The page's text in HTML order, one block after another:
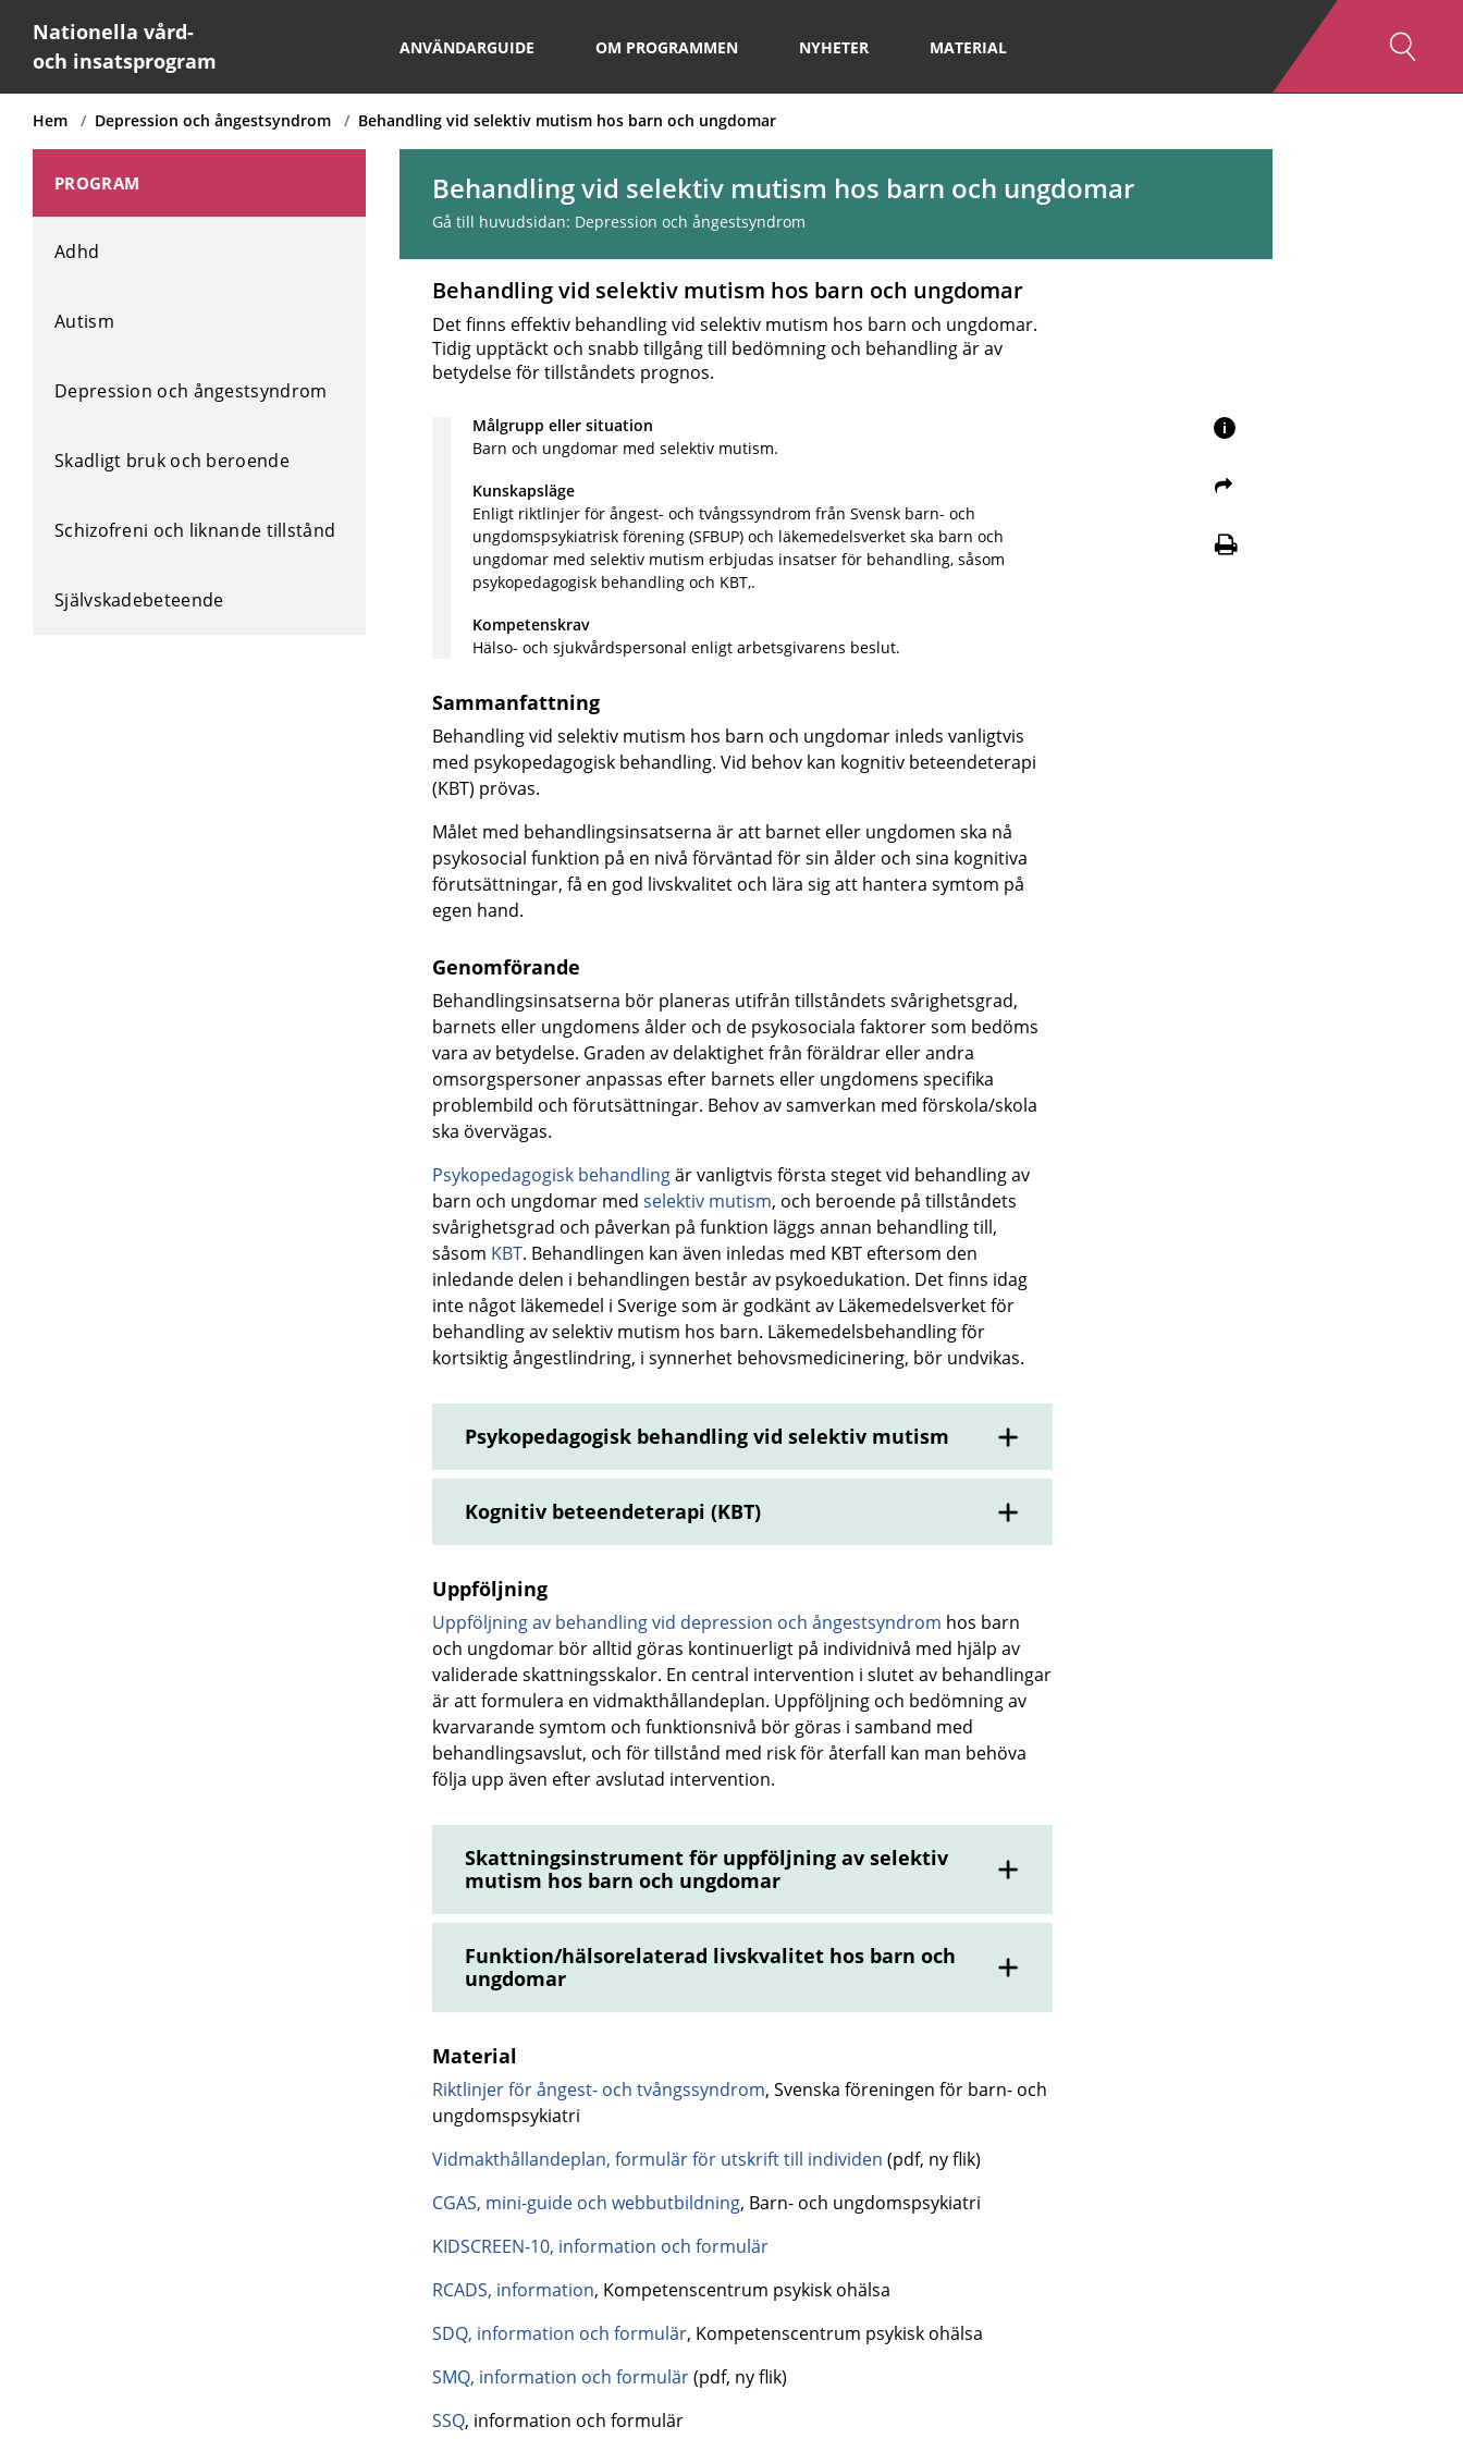
Nationella vård-
och insatsprogram
ANVÄNDARGUIDE OM PROGRAMMEN NYHETER MATERIAL
Hem Depression och ångestsyndrom Behandling vid selektiv mutism hos barn och ungdomar
PROGRAM
Adhd
Autism
Depression och ångestsyndrom
Skadligt bruk och beroende
Schizofreni och liknande tillstånd
Självskadebeteende
Behandling vid selektiv mutism hos barn och ungdomar
Gå till huvudsidan: Depression och ångestsyndrom
Behandling vid selektiv mutism hos barn och ungdomar
Det finns effektiv behandling vid selektiv mutism hos barn och ungdomar.
Tidig upptäckt och snabb tillgång till bedömning och behandling är av
betydelse för tillståndets prognos.
Målgrupp eller situation
Barn och ungdomar med selektiv mutism.
Kunskapsläge
Enligt riktlinjer för ångest- och tvångssyndrom från Svensk barn- och
ungdomspsykiatrisk förening (SFBUP) och läkemedelsverket ska barn och
ungdomar med selektiv mutism erbjudas insatser för behandling, såsom
psykopedagogisk behandling och KBT,.
Kompetenskrav
Hälso- och sjukvårdspersonal enligt arbetsgivarens beslut.
Sammanfattning
Behandling vid selektiv mutism hos barn och ungdomar inleds vanligtvis
med psykopedagogisk behandling. Vid behov kan kognitiv beteendeterapi
(KBT) prövas.
Målet med behandlingsinsatserna är att barnet eller ungdomen ska nå
psykosocial funktion på en nivå förväntad för sin ålder och sina kognitiva
förutsättningar, få en god livskvalitet och lära sig att hantera symtom på
egen hand.
Genomförande
Behandlingsinsatserna bör planeras utifrån tillståndets svårighetsgrad,
barnets eller ungdomens ålder och de psykosociala faktorer som bedöms
vara av betydelse. Graden av delaktighet från föräldrar eller andra
omsorgspersoner anpassas efter barnets eller ungdomens specifika
problembild och förutsättningar. Behov av samverkan med förskola/skola
ska övervägas.
Psykopedagogisk behandlingär vanligtvis första steget vid behandling av
barn och ungdomar med selektiv mutism, och beroende på tillståndets
svårighetsgrad och påverkan på funktion läggs annan behandling till,
såsom KBT. Behandlingen kan även inledas med KBT eftersom den
inledande delen i behandlingen består av psykoedukation. Det finns idag
inte något läkemedel i Sverige som är godkänt av Läkemedelsverket för
behandling av selektiv mutism hos barn. Läkemedelsbehandling för
kortsiktig ångestlindring, i synnerhet behovsmedicinering, bör undvikas.
Psykopedagogisk behandling vid selektiv mutism
Kognitiv beteendeterapi (KBT)
Uppföljning
Uppföljning av behandling vid depression och ångestsyndrom hos barn
och ungdomar bör alltid göras kontinuerligt på individnivå med hjälp av
validerade skattningsskalor. En central intervention i slutet av behandlingar
är att formulera en vidmakthållandeplan. Uppföljning och bedömning av
kvarvarande symtom och funktionsnivå bör göras i samband med
behandlingsavslut, och för tillstånd med risk för återfall kan man behöva
följa upp även efter avslutad intervention.
Skattningsinstrument för uppföljning av selektiv
mutism hos barn och ungdomar
Funktion/hälsorelaterad livskvalitet hos barn och
ungdomar
Material
Riktlinjer för ångest- och tvångssyndrom, Svenska föreningen för barn- och
ungdomspsykiatri
Vidmakthållandeplan, formulär för utskrift till individen (pdf, ny flik)
CGAS, mini-guide och webbutbildning, Barn- och ungdomspsykiatri
KIDSCREEN-10, information och formulär
RCADS, information, Kompetenscentrum psykisk ohälsa
SDQ, information och formulär, Kompetenscentrum psykisk ohälsa
SMQ, information och formulär(pdf, ny flik)
SSQ, information och formulär
i